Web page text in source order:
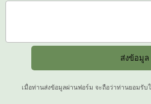
เมื่อท่านส่งข้อมูลผ่านฟอร์ม จะถือว่าท่านยอมรับ